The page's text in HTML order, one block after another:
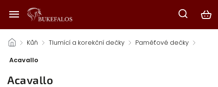
/ Kůň / Tlumící a korekční dečky / Paměťové dečky /
Acavallo
Acavallo